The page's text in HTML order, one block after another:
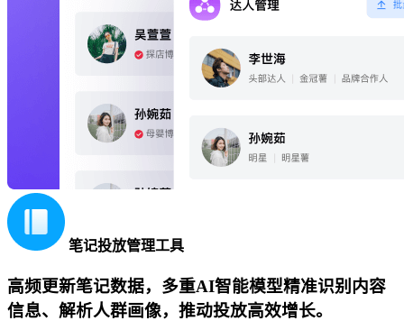
笔记投放管理工具
高频更新笔记数据，多重AI智能模型精准识别内容
信息、解析人群画像，推动投放高效增长。